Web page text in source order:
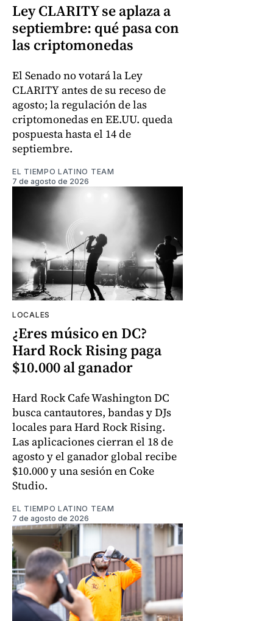
Ley CLARITY se aplaza a
septiembre: qué pasa con
las criptomonedas
El Senado no votará la Ley
CLARITY antes de su receso de
agosto; la regulación de las
criptomonedas en EE.UU. queda
pospuesta hasta el 14 de
septiembre.
EL TIEMPO LATINO TEAM
7 de agosto de 2026
LOCALES
¿Eres músico en DC?
Hard Rock Rising paga
$10.000 al ganador
Hard Rock Cafe Washington DC
busca cantautores, bandas y DJs
locales para Hard Rock Rising.
Las aplicaciones cierran el 18 de
agosto y el ganador global recibe
$10.000 y una sesión en Coke
Studio.
EL TIEMPO LATINO TEAM
7 de agosto de 2026